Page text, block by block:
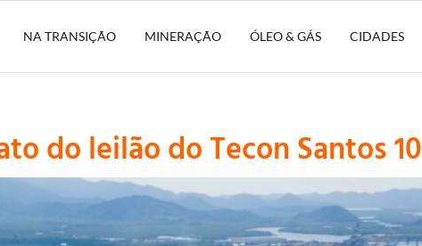
NA TRANSIÇÃO MINERAÇÃO ÓLEO & GÁS CIDADES
do leilão do Tecon Santos 10